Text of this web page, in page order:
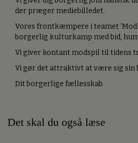
der præger mediebilledet.
Vores frontkæmpere i teamet
borgerlig kulturkamp med bid,
Vi giver kontant modspil til tidens
Vi gør det attraktivt at være sig sin
Dit borgerlige fællesskab
Det skal du også læse